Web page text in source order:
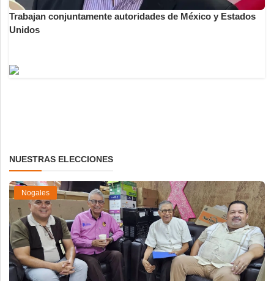
Trabajan conjuntamente autoridades de México y Estados
Unidos
NUESTRAS ELECCIONES
Nogales